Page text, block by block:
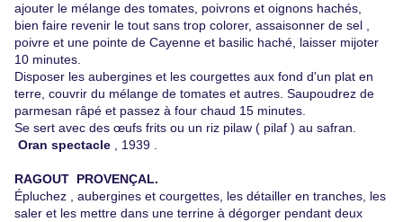
ajouter le mélange des tomates, poivrons et oignons hachés,
bien faire revenir le tout sans trop colorer, assaisonner de sel ,
poivre et une pointe de Cayenne et basilic haché, laisser mijoter
10 minutes.
Disposer les aubergines et les courgettes aux fond d'un plat en
terre, couvrir du mélange de tomates et autres. Saupoudrez de
parmesan râpé et passez à four chaud 15 minutes.
Se sert avec des œufs frits ou un riz pilaw ( pilaf ) au safran.
Oran spectacle , 1939 .
RAGOUT PROVENÇAL.
Épluchez , aubergines et courgettes, les détailler en tranches, les
saler et les mettre dans une terrine à dégorger pendant deux